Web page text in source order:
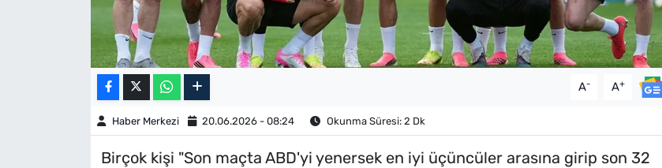
A- A+
Haber Merkezi 20.06.2026 - 08:24 Okunma Süresi: 2 Dk
Birçok kişi "Son maçta ABD'yi yenersek en iyi üçüncüler arasına girip son 32